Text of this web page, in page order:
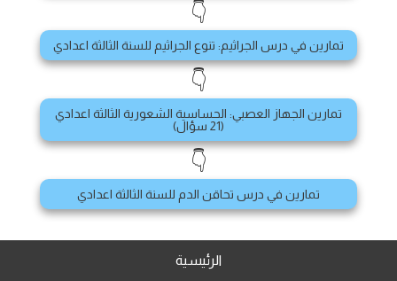
👇
تمارين في درس الجراثيم: تنوع الجراثيم للسنة الثالثة اعدادي
👇
تمارين الجهاز العصبي: الحساسية الشعورية الثالثة اعدادي
(21 سؤال)
👇
تمارين في درس تحاقن الدم للسنة الثالثة اعدادي
الرئيسية